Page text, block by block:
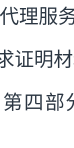
理服
证明
四部